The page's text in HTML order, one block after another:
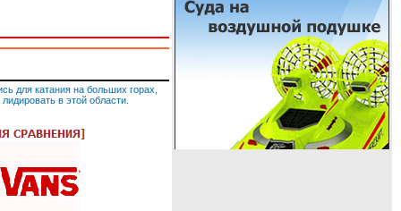
для катания на больших горах,
в этой области.